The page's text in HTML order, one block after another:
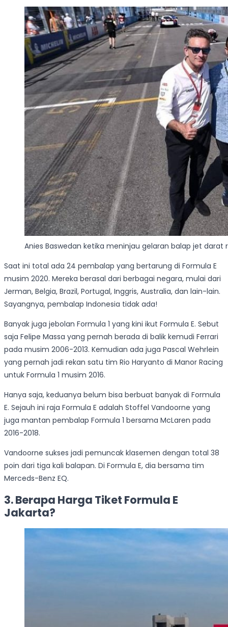
Anies Baswedan ketika meninjau gelaran balap jet
Saat ini total ada 24 pembalap yang bertarung di Formula E
musim 2020. Mereka berasal dari berbagai negara, mulai dari
Jerman, Belgia, Brazil, Portugal, Inggris, Australia, dan lain-lain.
Sayangnya, pembalap Indonesia tidak ada!
Banyak juga jebolan Formula 1 yang kini ikut Formula E. Sebut
saja Felipe Massa yang pernah berada di balik kemudi Ferrari
pada musim 2006-2013. Kemudian ada juga Pascal Wehrlein
yang pernah jadi rekan satu tim Rio Haryanto di Manor Racing
untuk Formula 1 musim 2016.
Hanya saja, keduanya belum bisa berbuat banyak di Formula
E. Sejauh ini raja Formula E adalah Stoffel Vandoorne yang
juga mantan pembalap Formula 1 bersama McLaren pada
2016-2018.
Vandoorne sukses jadi pemuncak klasemen dengan total 38
poin dari tiga kali balapan. Di Formula E, dia bersama tim
Merceds-Benz EQ.
3. Berapa Harga Tiket Formula E
Jakarta?